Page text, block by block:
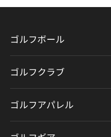
ゴルフボール
ゴルフクラブ
ゴルフアパレル